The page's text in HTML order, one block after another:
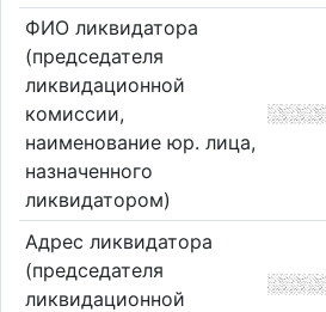
ФИО ликвидатора
(председателя
ликвидационной
комиссии,
наименование юр. лица,
назначенного
ликвидатором)
Адрес ликвидатора
(председателя
ликвидационной